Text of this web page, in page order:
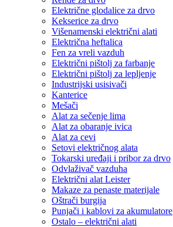
Električne glodalice za drvo
Kekserice za drvo
Višenamenski električni alati
Električna heftalica
Fen za vreli vazduh
Električni pištolj za farbanje
Električni pištolj za lepljenje
Industrijski usisivači
Kanterice
Mešači
Alat za sečenje lima
Alat za obaranje ivica
Alat za cevi
Setovi električnog alata
Tokarski uređaji i pribor za drvo
Odvlaživač vazduha
Električni alat Leister
Makaze za penaste materijale
Oštrači burgija
Punjači i kablovi za akumulatore
Ostalo – električni alati